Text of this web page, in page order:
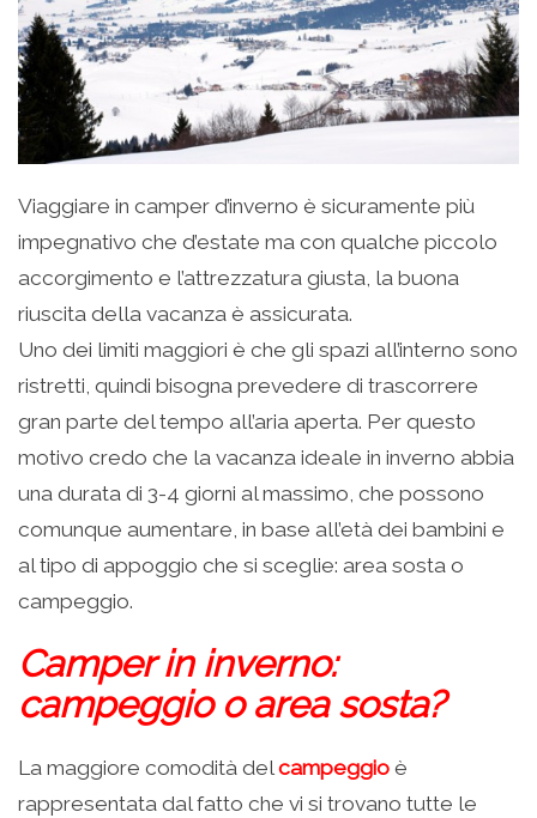
Viaggiare in camper d’inverno è sicuramente più
impegnativo che d’estate ma con qualche piccolo
accorgimento e l’attrezzatura giusta, la buona
riuscita della vacanza è assicurata.
Uno dei limiti maggiori è che gli spazi all’interno sono
ristretti, quindi bisogna prevedere di trascorrere
gran parte del tempo all’aria aperta. Per questo
motivo credo che la vacanza ideale in inverno abbia
una durata di 3-4 giorni al massimo, che possono
comunque aumentare, in base all’età dei bambini e
al tipo di appoggio che si sceglie: area sosta o
campeggio.
Camper in inverno:
campeggio o area sosta?
La maggiore comodità delcampeggio è
rappresentata dal fatto che vi si trovano tutte le